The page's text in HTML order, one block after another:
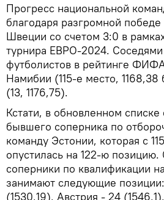
Прогресс национальной
благодаря разгромной
Швеции со счетом 3:0 в
турнира ЕВРО-2024.
футболистов в рейтинге
Намибии (115-е место, 1168,38
(13, 1176,75).
Кстати, в обновленном
бывшего соперника по
команду Эстонии, которая с
опустилась на 122-ю
соперники по квалификации
занимают следующие
(1530,19), Австрия - 24